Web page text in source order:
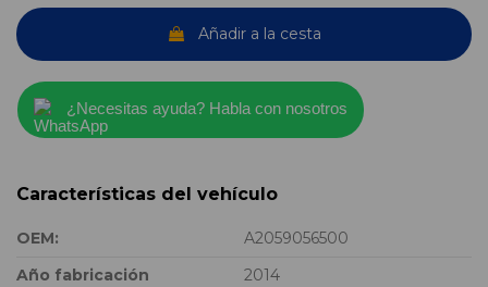
Añadir a la cesta
¿Necesitas ayuda? Habla con nosotros
Características del vehículo
OEM:
A2059056500
Año fabricación
2014